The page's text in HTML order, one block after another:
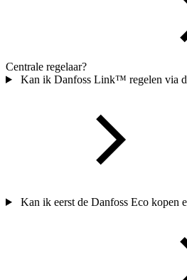
Centrale regelaar?
Kan ik Danfoss Link™ regelen via
Kan ik eerst de Danfoss Eco